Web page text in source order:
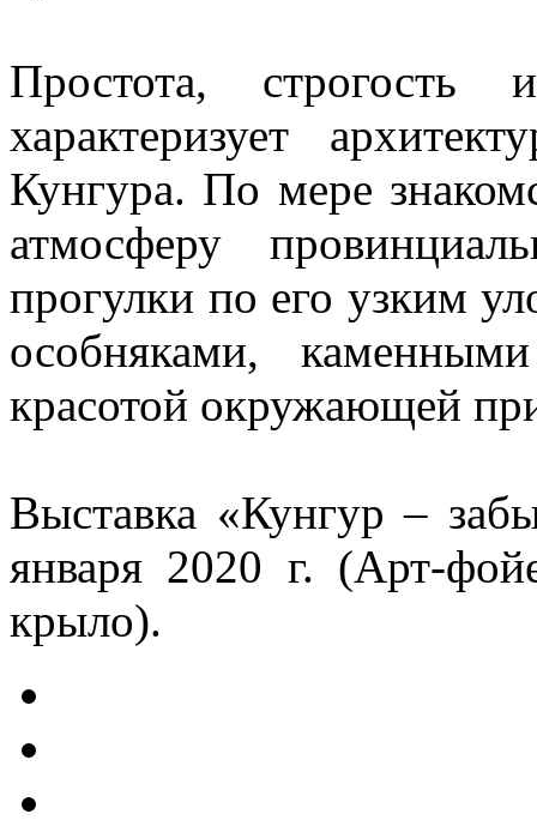
Простота,
характеризует
Кунгура. По мере
атмосферу
прогулки по его узким
особняками,
красотой окружающей
Выставка «Кунгур –
января 2020 г. (Арт-
крыло).